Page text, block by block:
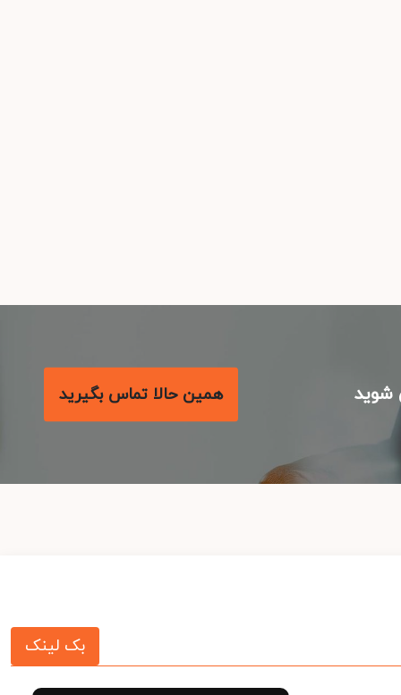
همین حالا تماس بگیرید
بک لینک